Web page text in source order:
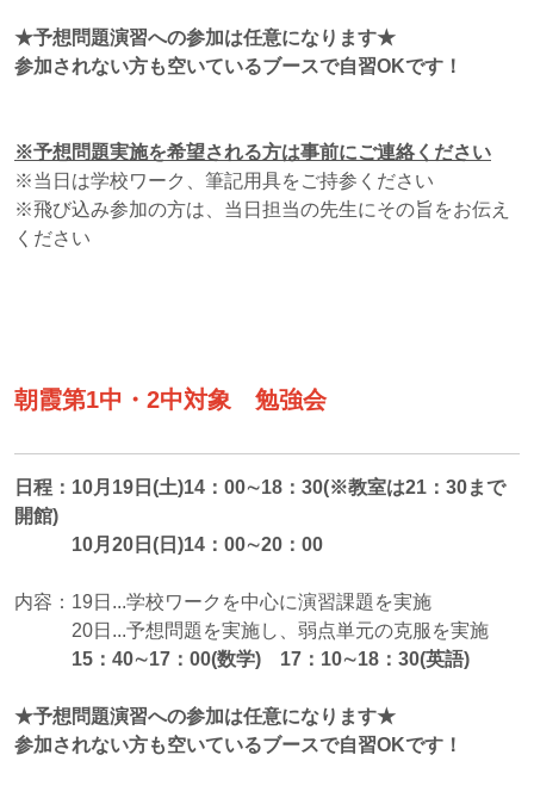
★予想問題演習への参加は任意になります★
参加されない方も空いているブースで自習OKです！
※予想問題実施を希望される方は事前にご連絡ください
※当日は学校ワーク、筆記用具をご持参ください
※飛び込み参加の方は、当日担当の先生にその旨をお伝え
ください
朝霞第1中・2中対象 勉強会
日程：10月19日(土)14：00∼18：30(※教室は21：30まで
開館)
10月20日(日)14：00∼20：00
内容：19日...学校ワークを中心に演習課題を実施
20日...予想問題を実施し、弱点単元の克服を実施
15：40∼17：00(数学) 17：10∼18：30(英語)
★予想問題演習への参加は任意になります★
参加されない方も空いているブースで自習OKです！